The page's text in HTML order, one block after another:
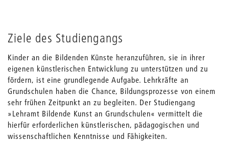
Ziele des Studiengangs
Kinder an die Bildenden Künste heranzuführen, sie in ihrer
eigenen künstlerischen Entwicklung zu unterstützen und zu
fördern, ist eine grundlegende Aufgabe. Lehrkräfte an
Grundschulen haben die Chance, Bildungsprozesse von einem
sehr frühen Zeitpunkt an zu begleiten. Der Studiengang
»Lehramt Bildende Kunst an Grundschulen« vermittelt die
hierfür erforderlichen künstlerischen, pädagogischen und
wissenschaftlichen Kenntnisse und Fähigkeiten.